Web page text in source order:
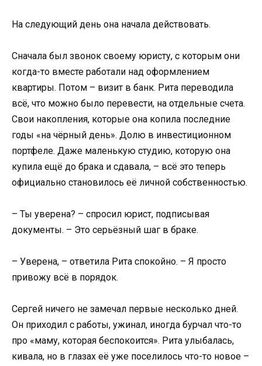
На следующий день она начала действовать.
Сначала был звонок своему юристу, с которым они
когда-то вместе работали над оформлением
квартиры. Потом – визит в банк. Рита переводила
всё, что можно было перевести, на отдельные счета.
Свои накопления, которые она копила последние
годы «на чёрный день». Долю в инвестиционном
портфеле. Даже маленькую студию, которую она
купила ещё до брака и сдавала, – всё это теперь
официально становилось её личной собственностью.
– Ты уверена? – спросил юрист, подписывая
документы. – Это серьёзный шаг в браке.
– Уверена, – ответила Рита спокойно. – Я просто
привожу всё в порядок.
Сергей ничего не замечал первые несколько дней.
Он приходил с работы, ужинал, иногда бурчал что-то
про «маму, которая беспокоится». Рита улыбалась,
кивала, но в глазах её уже поселилось что-то новое –